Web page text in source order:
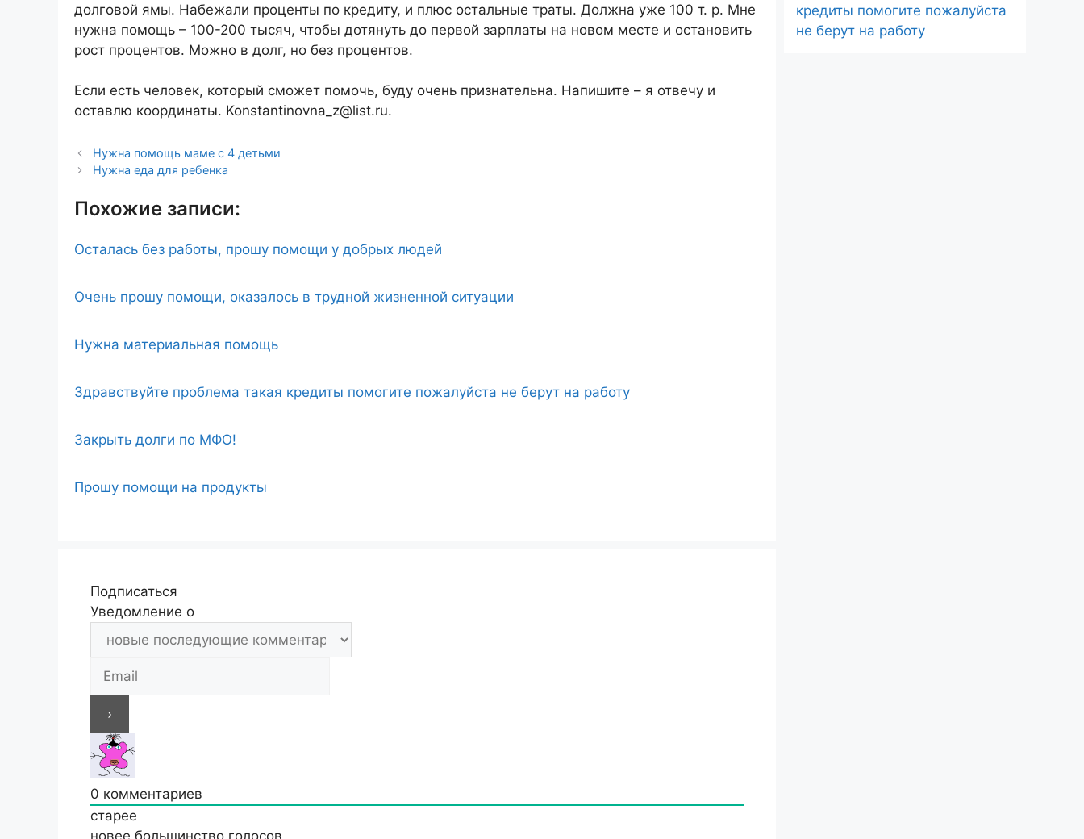
долговой ямы. Набежали проценты по кредиту, и плюс остальные траты. Должна уже 100 т. р. Мне
нужна помощь – 100-200 тысяч, чтобы дотянуть до первой зарплаты на новом месте и остановить
рост процентов. Можно в долг, но без процентов.
Если есть человек, который сможет помочь, буду очень признательна. Напишите – я отвечу и
оставлю координаты. Konstantinovna_z@list.ru.
Нужна помощь маме с 4 детьми
Нужна еда для ребенка
Похожие записи:
Осталась без работы, прошу помощи у добрых людей
Очень прошу помощи, оказалось в трудной жизненной ситуации
Нужна материальная помощь
Здравствуйте проблема такая кредиты помогите пожалуйста не берут на работу
Закрыть долги по МФО!
Прошу помощи на продукты
Подписаться
Уведомление о
0 комментариев
старее
кредиты помогите пожалуйста
не берут на работу